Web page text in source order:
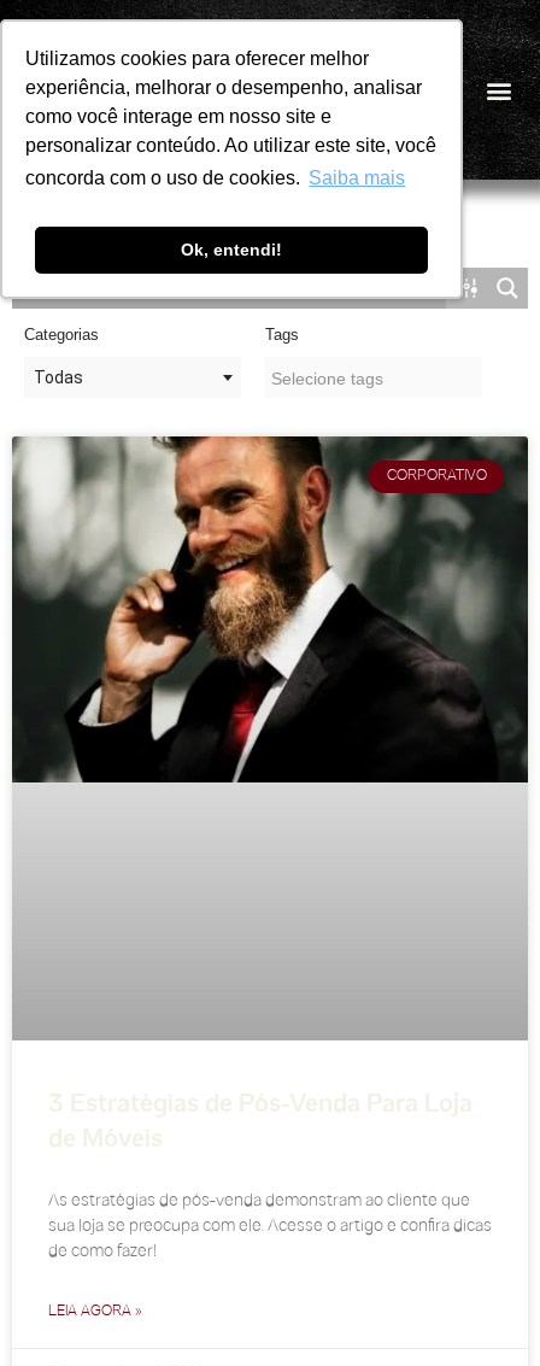
Utilizamos cookies para oferecer melhor
experiência, melhorar o desempenho, analisar
como você interage em nosso site e
personalizar conteúdo. Ao utilizar este site, você
concorda com o uso de cookies. Saiba mais
Ok, entendi!
Utilizamos cookies para oferecer melhor
experiência, melhorar o desempenho, analisar
como você interage em nosso site e
personalizar conteúdo. Ao utilizar este site, você
concorda com o uso de cookies. Saiba mais
Ok, entendi!
Pular
para
o
conteúdo
PT
Categorias
Todas
Tags
CORPORATIVO
3 Estratégias de Pós-Venda Para Loja
de Móveis
As estratégias de pós-venda demonstram ao cliente que
sua loja se preocupa com ele. Acesse o artigo e confira dicas
de como fazer!
LEIA AGORA »